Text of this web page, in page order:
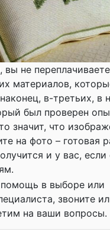
вы не
материалов,
в-третьих, в
был проверен
значит, что
на фото – готовая
и у вас, если
в выборе или
звоните
на ваши вопросы.